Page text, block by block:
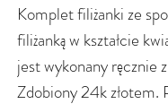
Komplet filiżanki ze
filiżanką w kształcie
jest wykonany ręcznie
Zdobiony 24k złotem.